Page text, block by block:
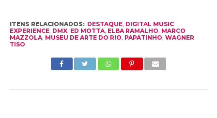
ITENS RELACIONADOS: DESTAQUE, DIGITAL MUSIC
EXPERIENCE, DMX, ED MOTTA, ELBA RAMALHO, MARCO
MAZZOLA, MUSEU DE ARTE DO RIO, PAPATINHO, WAGNER
TISO